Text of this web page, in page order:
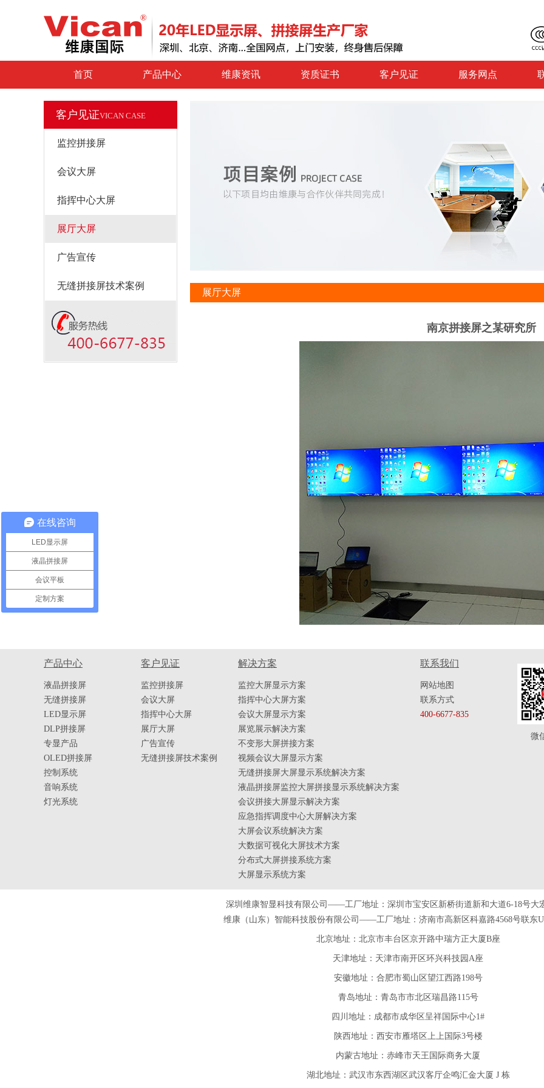
首页 产品中心 维康资讯 资质证书 客户见证 服务网点
客户见证VICAN CASE
监控拼接屏
会议大屏
指挥中心大屏
展厅大屏
广告宣传
无缝拼接屏技术案例
展厅大屏
南京拼接屏之某研究所
产品中心
液晶拼接屏
无缝拼接屏
LED显示屏
DLP拼接屏
专显产品
OLED拼接屏
控制系统
音响系统
灯光系统
客户见证
监控拼接屏
会议大屏
指挥中心大屏
展厅大屏
广告宣传
无缝拼接屏技术案例
解决方案
监控大屏显示方案
指挥中心大屏方案
会议大屏显示方案
展览展示解决方案
不变形大屏拼接方案
视频会议大屏显示方案
无缝拼接屏大屏显示系统解决方案
液晶拼接屏监控大屏拼接显示系统解决方案
会议拼接大屏显示解决方案
应急指挥调度中心大屏解决方案
大屏会议系统解决方案
大数据可视化大屏技术方案
分布式大屏拼接系统方案
大屏显示系统方案
联系我们
网站地图
联系方式
400-6677-835
微
深圳维康智显科技有限公司——工厂地址：深圳市宝安区新桥街道新和大道6-18号大
维康（山东）智能科技股份有限公司——工厂地址：济南市高新区科嘉路4568号联东
北京地址：北京市丰台区京开路中瑞方正大厦B座
天津地址 ：天津市南开区环兴科技园A座
安徽地址 ：合肥市蜀山区望江西路198号
青岛地址 ：青岛市市北区瑞昌路115号
四川 地址 ：成都市成华区呈祥国际中心1#
陕西地址 ：西安市雁塔区上上国际3号楼
内蒙古地址：赤峰市天王国际商务大厦
湖北地址：武汉市东西湖区武汉客厅企鸣汇金大厦 J 栋
在线咨询
LED显示屏
液晶拼接屏
会议平板
定制方案